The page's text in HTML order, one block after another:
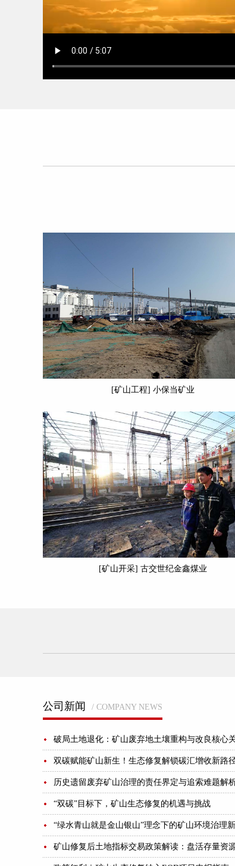
后与陕煤化工集团、国能集团，国神集团、
营业执照
[矿山工程] 小保当矿业
[矿山开采] 古交世纪金鑫煤业
公司新闻 / COMPANY NEWS
破局土地退化：矿山废弃地土壤重构与改良核心
双碳赋能矿山新生！生态修复解锁碳汇增收新路
历史遗留废弃矿山治理的责任界定与追索难题解
“双碳”目标下，矿山生态修复的机遇与挑战
“绿水青山就是金山银山”理念下的矿山环境治理
矿山修复后土地指标交易政策解读：盘活存量资